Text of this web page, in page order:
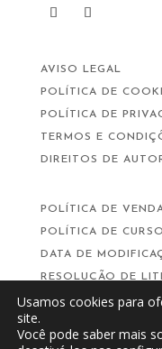
AVISO LEGAL
POLÍTICA DE
POLÍTICA DE
TERMOS E
DIREITOS DE
POLÍTICA DE
POLÍTICA DE
DATA DE
RESOLUÇÃO DE
Usamos cookies para
site.
Você pode saber mais